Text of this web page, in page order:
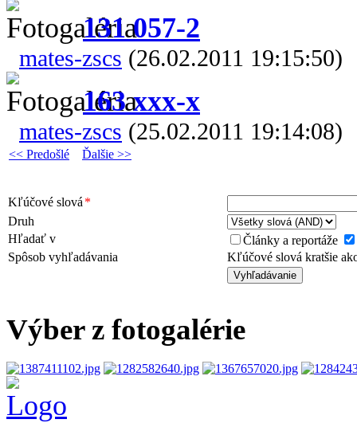
131 057-2
mates-zscs (26.02.2011 19:15:50)
163 xxx-x
mates-zscs (25.02.2011 19:14:08)
<< Predošlé Ďalšie >>
Kľúčové slová *
Druh
Hľadať v
Články a reportáže
Spôsob vyhľadávania
Kľúčové slová kratšie
Výber z fotogalérie